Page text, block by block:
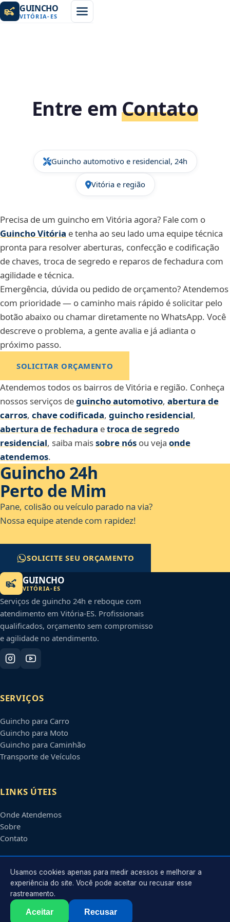
GUINCHO
VITÓRIA- ES
Entre emContato
Guincho automotivo e residencial, 24h
Vitória e região
Precisa de um guincho em Vitória agora? Fale com o
Guincho Vitória e tenha ao seu lado uma equipe técnica
pronta para resolver aberturas, confecção e codificação
de chaves, troca de segredo e reparos de fechadura com
agilidade e técnica.
Emergência, dúvida ou pedido de orçamento? Atendemos
com prioridade — o caminho mais rápido é solicitar pelo
botão abaixo ou chamar diretamente no WhatsApp. Você
descreve o problema, a gente avalia e já adianta o
próximo passo.
SOLICITAR ORÇAMENTO
Atendemos todos os bairros de Vitória e região. Conheça
nossos serviços deguincho automotivo, abertura de
carros, chave codificada, guincho residencial,
abertura de fechadura etroca de segredo
residencial, saiba maissobre nós ou veja onde
atendemos.
Guincho 24h
Perto de Mim
Pane, colisão ou veículo parado na via?
Nossa equipe atende com rapidez!
SOLICITE SEU ORÇAMENTO
GUINCHO
VITÓRIA- ES
Serviços de guincho 24h e reboque com
atendimento em Vitória-ES. Profissionais
qualificados, orçamento sem compromisso
e agilidade no atendimento.
SERVIÇOS
Guincho para Carro
Guincho para Moto
Guincho para Caminhão
Transporte de Veículos
LINKS ÚTEIS
Onde Atendemos
Sobre
Contato
CONTATO
Atendimento em
contato@guinchosemvitoria.com.br
2026 Vitória . Todos os direitos reservados.
Usamos cookies apenas para medir acessos e melhorar a
experiência do site. Você pode aceitar ou recusar esse
rastreamento.
Aceitar Recusar